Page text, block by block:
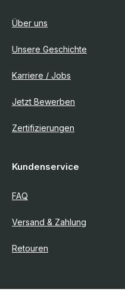
Über uns
Unsere Geschichte
Karriere / Jobs
Jetzt Bewerben
Zertifizierungen
Kundenservice
FAQ
Versand & Zahlung
Retouren